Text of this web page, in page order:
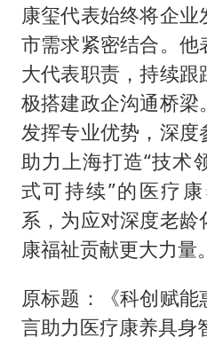
康玺代表始终将企
市需求紧密结合。他
大代表职责，持续
极搭建政企沟通桥
发挥专业优势，深度
助力上海打造“技术
式可持续”的医疗
系，为应对深度老
康福祉贡献更大力量。
原标题：《科创赋
言助力医疗康养具身